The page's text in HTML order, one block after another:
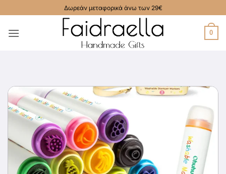
στο
περιεχόμενο
Δωρεάν μεταφορικά άνω των 29€
0